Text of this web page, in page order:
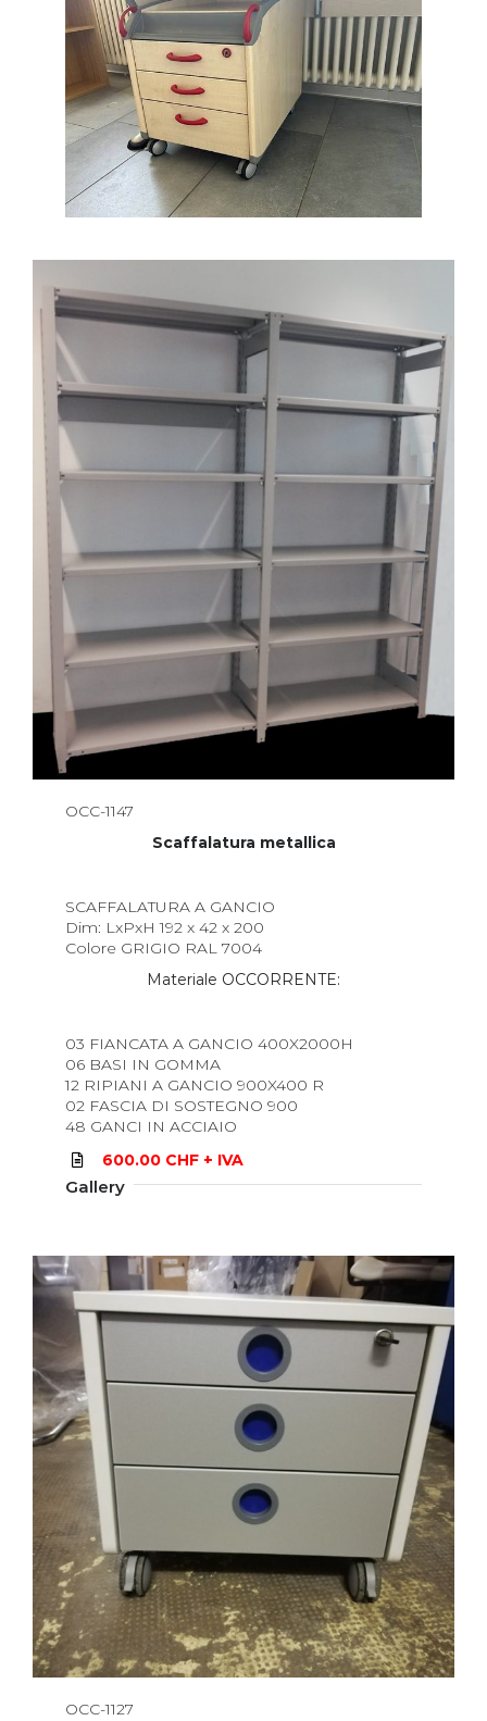
OCC-1147
Scaffalatura metallica
SCAFFALATURA A GANCIO
Dim: LxPxH 192 x 42 x 200
Colore GRIGIO RAL 7004
Materiale OCCORRENTE:
03 FIANCATA A GANCIO 400X2000H
06 BASI IN GOMMA
12 RIPIANI A GANCIO 900X400 R
02 FASCIA DI SOSTEGNO 900
48 GANCI IN ACCIAIO
600.00 CHF + IVA
Gallery
OCC-1127